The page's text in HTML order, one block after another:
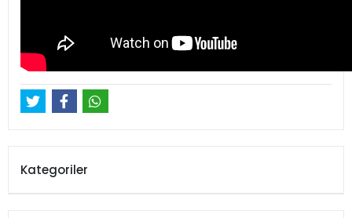
Kategoriler